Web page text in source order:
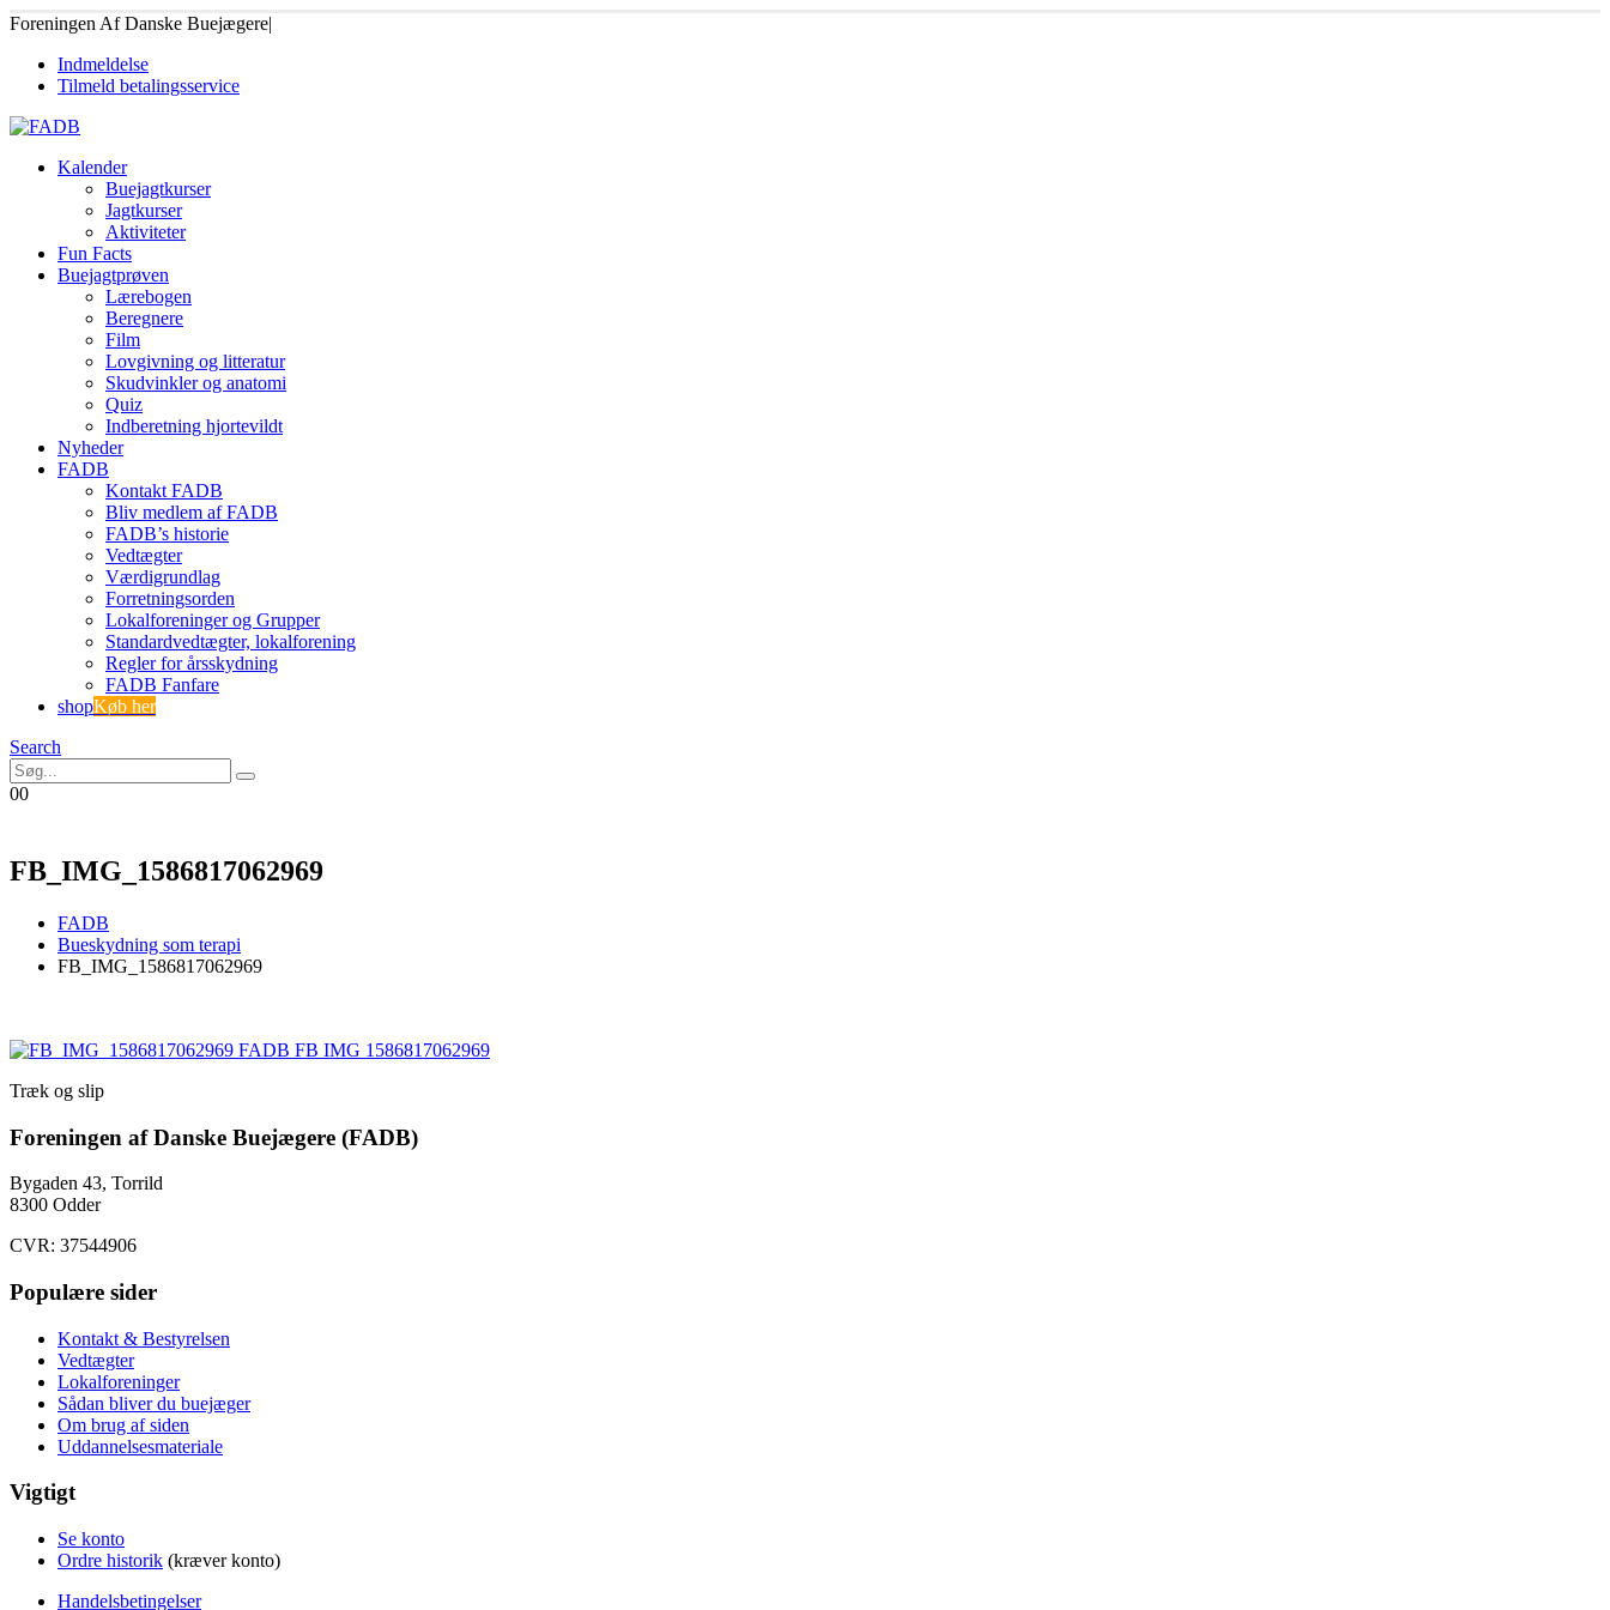
Foreningen Af Danske Buejægere|
Indmeldelse
Tilmeld betalingsservice
Kalender
Buejagtkurser
Jagtkurser
Aktiviteter
Fun Facts
Buejagtprøven
Lærebogen
Beregnere
Film
Lovgivning og litteratur
Skudvinkler og anatomi
Quiz
Indberetning hjortevildt
Nyheder
FADB
Kontakt FADB
Bliv medlem af FADB
FADB’s historie
Vedtægter
Værdigrundlag
Forretningsorden
Lokalforeninger og Grupper
Standardvedtægter, lokalforening
Regler for årsskydning
FADB Fanfare
shopKøb her
Search
00
FB_IMG_1586817062969
FADB
Bueskydning som terapi
FB_IMG_1586817062969
Træk og slip
Foreningen af Danske Buejægere (FADB)
Bygaden 43, Torrild
8300 Odder
CVR: 37544906
Populære sider
Kontakt & Bestyrelsen
Vedtægter
Lokalforeninger
Sådan bliver du buejæger
Om brug af siden
Uddannelsesmateriale
Vigtigt
Se konto
Ordre historik (kræver konto)
Handelsbetingelser